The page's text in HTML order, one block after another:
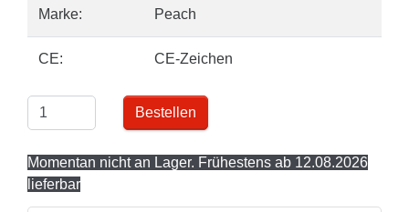
Marke: Peach
CE: CE-Zeichen
Bestellen
Momentan nicht an Lager. Frühestens ab 12.08.2026
lieferbar